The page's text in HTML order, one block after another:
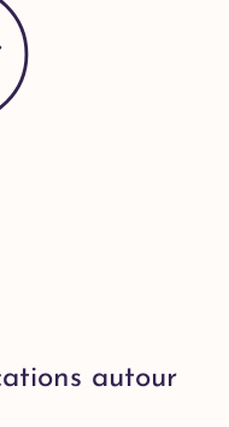
autour